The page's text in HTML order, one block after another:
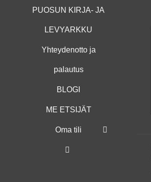
PUOSUN KIRJA- JA
LEVYARKKU
Yhteydenotto ja
palautus
BLOGI
ME ETSIJÄT
Oma tili